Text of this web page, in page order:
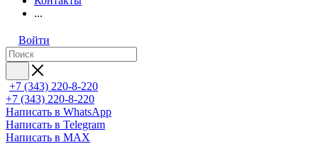
...
Войти
+7 (343) 220-8-220
+7 (343) 220-8-220
Написать в WhatsApp
Написать в Telegram
Написать в MAX